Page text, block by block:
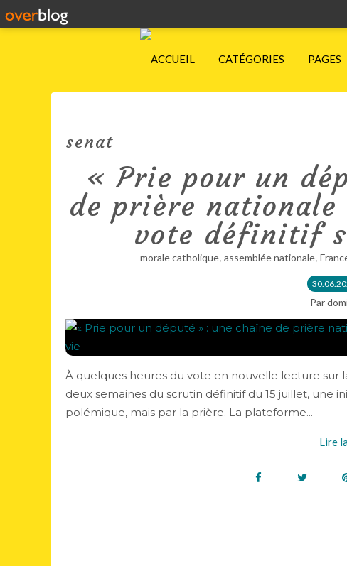
ACCUEIL CATÉGORIES PAGES
senat
« Prie pour un
de prière nationale
vote définitif
morale catholique, assemblée nationale,
Par
À quelques heures du vote en nouvelle lecture sur
deux semaines du scrutin définitif du 15 juillet, une
polémique, mais par la prière. La plateforme...
Lire